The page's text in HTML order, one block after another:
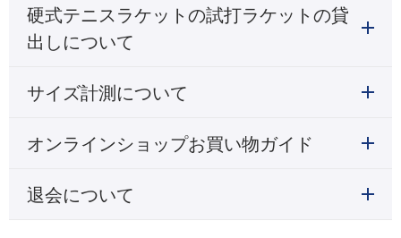
硬式テニスラケットの試打ラケットの貸
出しについて
サイズ計測について
オンラインショップお買い物ガイド
退会について